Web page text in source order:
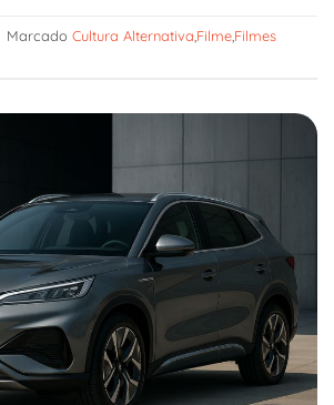
Marcado Cultura Alternativa FilmeFilmes